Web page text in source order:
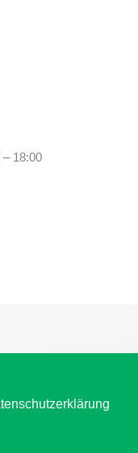
– 18:00